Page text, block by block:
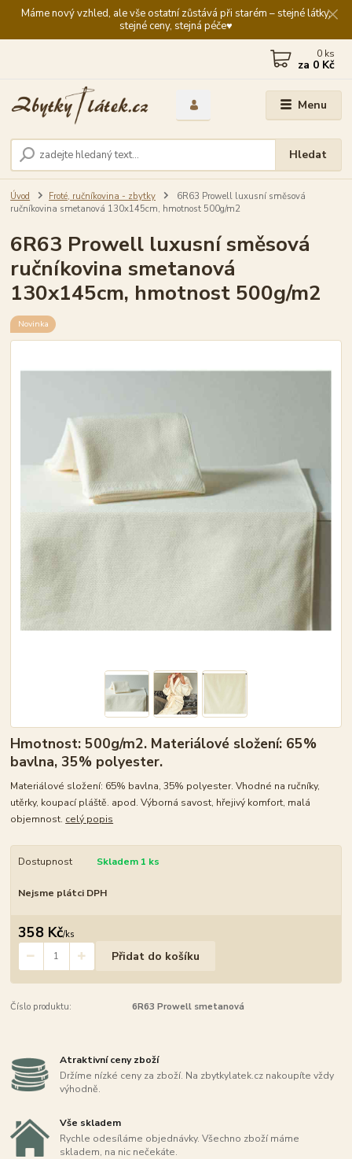
Máme nový vzhled, ale vše ostatní zůstává při starém – stejné látky,
stejné ceny, stejná péče♥️
Menu
Hledat
0 ks
za 0 Kč
Úvod Froté, ručníkovina - zbytky
6R63 Prowell luxusní směsová
ručníkovina smetanová 130x145cm, hmotnost 500g/m2
6R63 Prowell luxusní směsová
ručníkovina smetanová
130x145cm, hmotnost 500g/m2
Novinka
Hmotnost: 500g/m2. Materiálové složení: 65%
bavlna, 35% polyester.
Materiálové složení: 65% bavlna, 35% polyester. Vhodné na ručníky,
utěrky, koupací pláště. apod. Výborná savost, hřejivý komfort, malá
objemnost. celý popis
Dostupnost Skladem 1 ks
Nejsme plátci DPH
358 Kč/ks
Přidat do košíku
Číslo produktu: 6R63 Prowell smetanová
Atraktivní ceny zboží
Držíme nízké ceny za zboží. Na zbytkylatek.cz nakoupíte vždy
výhodně.
Vše skladem
Rychle odesíláme objednávky. Všechno zboží máme
skladem, na nic nečekáte.